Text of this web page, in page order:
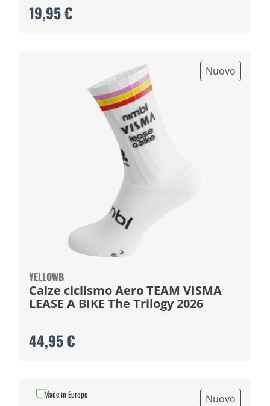
19,95 €
Nuovo
YELLOWB
Calze ciclismo Aero TEAM VISMA
LEASE A BIKE The Trilogy 2026
44,95 €
Nuovo
Made in Europe